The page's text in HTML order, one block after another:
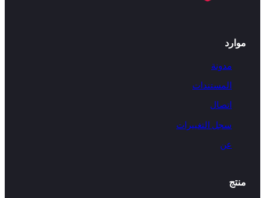
موارد
مدونة
المستندات
اتصال
سجل التغييرات
عن
منتج